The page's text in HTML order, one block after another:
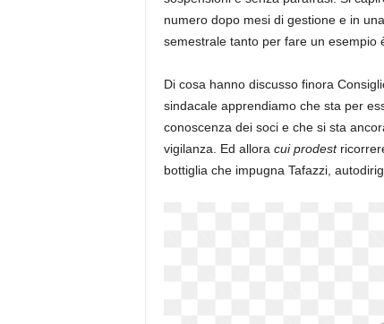
numero dopo mesi di gestione e in
semestrale tanto per fare un esempio
Di cosa hanno discusso finora
sindacale apprendiamo che sta per
conoscenza dei soci e che si sta
vigilanza. Ed allora cui prodest
bottiglia che impugna Tafazzi,